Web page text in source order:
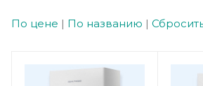
По цене | По названию |